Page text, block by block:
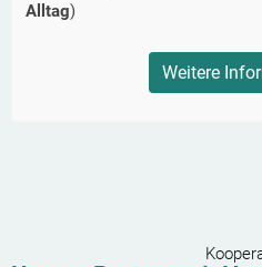
Alltag)
Weitere